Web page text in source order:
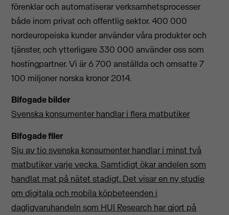
förenklar och automatiserar verksamhetsprocesser
både inom privat och offentlig sektor. 400 000
nordeuropeiska kunder använder våra produkter och
tjänster, och ytterligare 330 000 använder oss som
hostingpartner. Vi är 6 700 anställda och omsatte 7
100 miljoner norska kronor 2014.
Bifogade bilder
Svenska konsumenter handlar i flera matbutiker
Bifogade filer
Sju av tio svenska konsumenter handlar i minst två
matbutiker varje vecka. Samtidigt ökar andelen som
handlat mat på nätet stadigt. Det visar en ny studie
om digitala och mobila köpbeteenden i
dagligvaruhandeln som HUI Research har gjort på